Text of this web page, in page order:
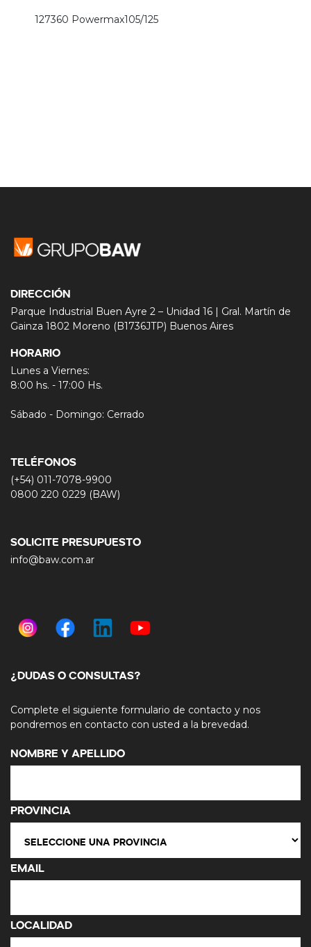
127360 Powermax105/125
¿DUDAS O CONSULTAS?
Complete el siguiente formulario de contacto y nos
pondremos en contacto con usted a la brevedad.
Nombre y Apellido
Provincia
Email
Localidad
DIRECCIÓN
Parque Industrial Buen Ayre 2 – Unidad 16 | Gral. Martín de
Gainza 1802 Moreno (B1736JTP) Buenos Aires
HORARIO
Lunes a Viernes:
8:00 hs. - 17:00 Hs.
Sábado - Domingo: Cerrado
TELÉFONOS
(+54) 011-7078-9900
0800 220 0229 (BAW)
SOLICITE PRESUPUESTO
info@baw.com.ar